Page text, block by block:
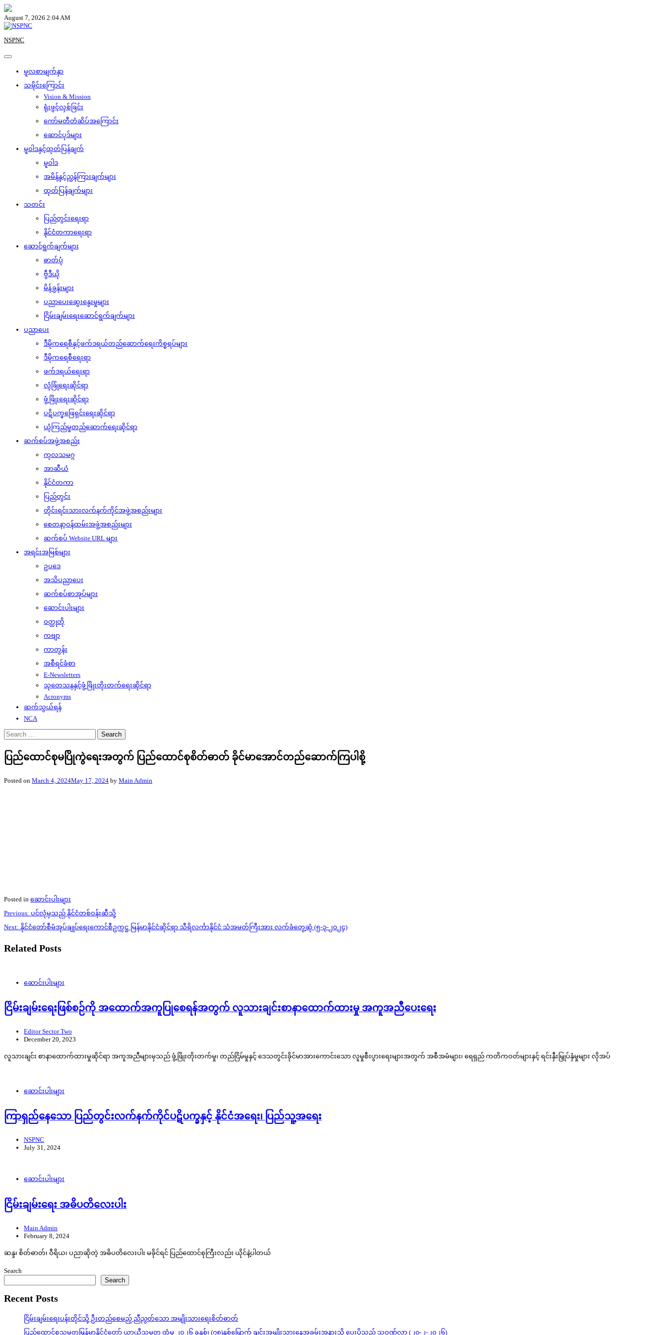
Skip
to
content
August 7, 2026 2:04 AM
NSPNC
မူလစာမျက်နှာ
သမိုင်းကြောင်း
Vision & Mission
ရုံးဖွင့်လှစ်ခြင်း
ကော်မတီတံဆိပ်အကြောင်း
ဆောင်ပုဒ်များ
မူဝါဒနှင့်ထုတ်ပြန်ချက်
မူဝါဒ
အမိန့်နှင့်ညွှန်ကြားချက်များ
ထုတ်ပြန်ချက်များ
သတင်း
ပြည်တွင်းရေးရာ
နိုင်ငံတကာရေးရာ
ဆောင်ရွက်ချက်များ
ဓာတ်ပုံ
ဗွီဒီယို
မိန့်ခွန်းများ
ပညာပေးဆွေးနွေးမှုများ
ငြိမ်းချမ်းရေးဆောင်ရွက်ချက်များ
ပညာပေး
ဒီမိုကရေစီနှင့်ဖက်ဒရယ်တည်ဆောက်‌ရေးကိစ္စရပ်များ
ဒီမိုကရေစီရေးရာ
ဖက်ဒရယ်ရေးရာ
လုံခြုံရေးဆိုင်ရာ
ဖွံ့ဖြိုးရေးဆိုင်ရာ
ပဋိပက္ခဖြေရှင်းရေးဆိုင်ရာ
ယုံကြည်မှုတည်ဆောက်ရေးဆိုင်ရာ
ဆက်စပ်အဖွဲ့အစည်း
ကုလသမဂ္ဂ
အာဆီယံ
နိုင်ငံတကာ
ပြည်တွင်း
တိုင်းရင်းသားလက်နက်ကိုင်အဖွဲ့အစည်းများ
စေတနာ့ဝန်ထမ်းအဖွဲ့အစည်းများ
ဆက်စပ် Website URL များ
အရင်းအမြစ်များ
ဥပဒေ
အသိပညာပေး
ဆက်စပ်စာအုပ်များ
ဆောင်းပါးများ
ဝတ္ထုတို
ကဗျာ
ကာတွန်း
အစီရင်ခံစာ
E-Newsletters
သုတေသနနှင့်ဖွံ့ဖြိုးတိုးတက်ရေးဆိုင်ရာ
Acronyms
ဆက်သွယ်ရန်
NCA
Search
for:
ပြည်ထောင်စုမပြိုကွဲရေးအတွက် ပြည်ထောင်စုစိတ်ဓာတ် ခိုင်မာအောင်တည်ဆောက်ကြပါစို့
Posted on March 4, 2024May 17, 2024 by Main Admin
Posted in ဆောင်းပါးများ
Post
navigation
Previous: ပင်လုံမှသည် နိုင်ငံတစ်ဝန်းဆီသို့
Next: နိုင်ငံတော်စီမံအုပ်ချုပ်ရေးကောင်စီဥက္ကဋ္ဌ မြန်မာနိုင်ငံဆိုင်ရာ သီရိလင်္ကာနိုင်ငံ သံအမတ်ကြီးအား လက်ခံတွေ့ဆုံ (၅-၃-၂၀၂၄)
Related Posts
ဆောင်းပါးများ
ငြိမ်းချမ်းရေးဖြစ်စဉ်ကို အထောက်အကူပြုစေရန်အတွက် လူသားချင်းစာနာထောက်ထားမှု အကူအညီပေးရေး
Editor Sector Two
December 20, 2023
လူသားချင်း စာနာထောက်ထားမှုဆိုင်ရာ အကူအညီများမှသည် ဖွံ့ဖြိုးတိုးတက်မှု၊ တည်ငြိမ်မှုနှင့် ဒေသတွင်းခိုင်မာအားကောင်းသော လူမှုစီးပွားရေးများအတွက် အစီအမံများ၊ ရေရှည် ကတိကဝတ်များနှင့် ရင်းနှီးမြှုပ်နှံမှုများ လိုအပ်
ဆောင်းပါးများ
ကြာရှည်နေသော ပြည်တွင်းလက်နက်ကိုင်ပဋိပက္ခနှင့် နိုင်ငံအရေး၊ ပြည်သူ့အရေး
NSPNC
July 31, 2024
ဆောင်းပါးများ
ငြိမ်းချမ်းရေး အဓိပတိလေးပါး
Main Admin
February 8, 2024
ဆန္ဒ၊ စိတ်ဓာတ်၊ ဝီရိယ၊ ပညာဆိုတဲ့ အဓိပတိလေးပါး မခိုင်ရင် ပြည်ထောင်စုကြီးလည်း ယိုင်နဲ့ပါတယ်
Search
Search
Recent Posts
ငြိမ်းချမ်းရေးပန်းတိုင်သို့ ဦးတည်စေမည့် ညီညွတ်သော အမျိုးသားရေးစိတ်ဓာတ်
ပြည်ထောင်စုသမ္မတမြန်မာနိုင်ငံတော် ယာယီသမ္မတ ထံမှ ၂၀၂၆ ခုနှစ်၊ (၇၈)နှစ်မြောက် ချင်းအမျိုးသားနေ့အခမ်းအနားသို့ ပေးပို့သည့် သဝဏ်လွှာ (၂၀-၂-၂၀၂၆)